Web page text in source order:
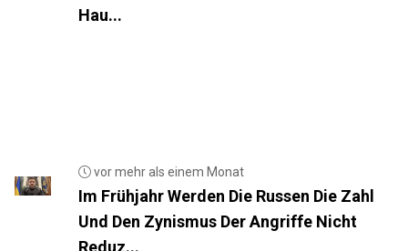
Hau...
vor mehr als einem Monat
Im Frühjahr Werden Die Russen Die Zahl
Und Den Zynismus Der Angriffe Nicht
Reduz...